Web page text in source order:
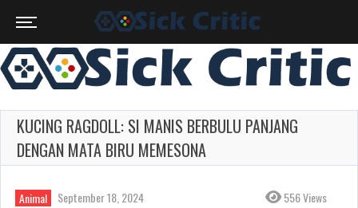
KUCING RAGDOLL: SI MANIS BERBULU PANJANG
DENGAN MATA BIRU MEMESONA
Animal September 18, 2024 556 Views